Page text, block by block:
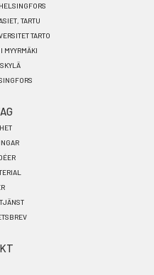
TARTU
TARTO
MYYRMÄKI